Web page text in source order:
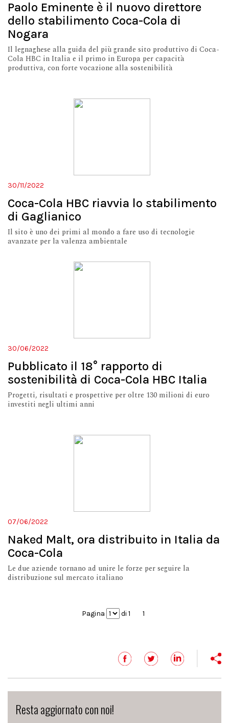
Paolo Eminente è il nuovo direttore
dello stabilimento Coca-Cola di
Nogara
Il legnaghese alla guida del più grande sito produttivo di Coca-
Cola HBC in Italia e il primo in Europa per capacità
produttiva, con forte vocazione alla sostenibilità
30/11/2022
Coca-Cola HBC riavvia lo stabilimento
di Gaglianico
Il sito è uno dei primi al mondo a fare uso di tecnologie
avanzate per la valenza ambientale
30/06/2022
Pubblicato il 18° rapporto di
sostenibilità di Coca-Cola HBC Italia
Progetti, risultati e prospettive per oltre 130 milioni di euro
investiti negli ultimi anni
07/06/2022
Naked Malt, ora distribuito in Italia da
Coca-Cola
Le due aziende tornano ad unire le forze per seguire la
distribuzione sul mercato italiano
Pagina di 1 1
Resta aggiornato con noi!